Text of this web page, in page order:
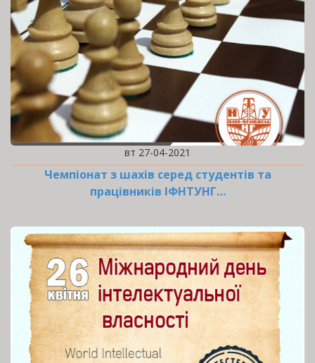
вт 27-04-2021
Чемпіонат з шахів серед студентів та
працівників ІФНТУНГ…